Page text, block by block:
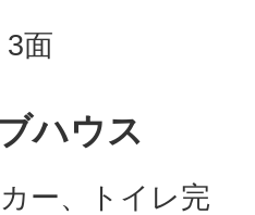
面
ハウス
ー、トイレ完